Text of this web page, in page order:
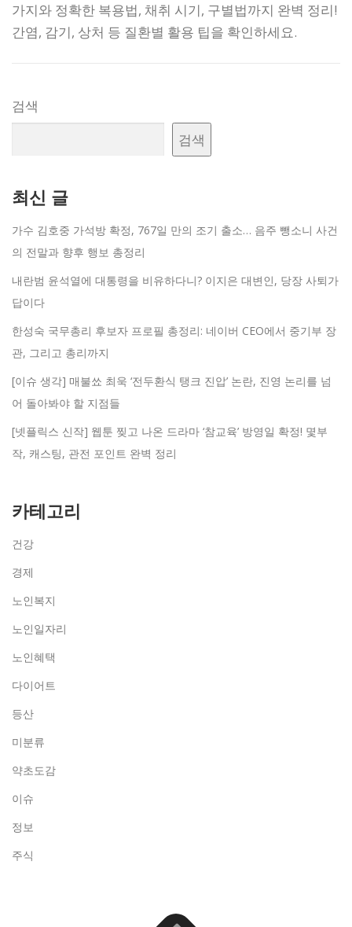
가지와 정확한 복용법, 채취 시기, 구별법까지 완벽 정리!
간염, 감기, 상처 등 질환별 활용 팁을 확인하세요.
검색
검색
최신 글
가수 김호중 가석방 확정, 767일 만의 조기 출소… 음주 뺑소니 사건
의 전말과 향후 행보 총정리
내란범 윤석열에 대통령을 비유하다니? 이지은 대변인, 당장 사퇴가
답이다
한성숙 국무총리 후보자 프로필 총정리: 네이버 CEO에서 중기부 장
관, 그리고 총리까지
[이슈 생각] 매불쑈 최욱 ‘전두환식 탱크 진압’ 논란, 진영 논리를 넘
어 돌아봐야 할 지점들
[넷플릭스 신작] 웹툰 찢고 나온 드라마 ‘참교육’ 방영일 확정! 몇부
작, 캐스팅, 관전 포인트 완벽 정리
카테고리
건강
경제
노인복지
노인일자리
노인혜택
다이어트
등산
미분류
약초도감
이슈
정보
주식